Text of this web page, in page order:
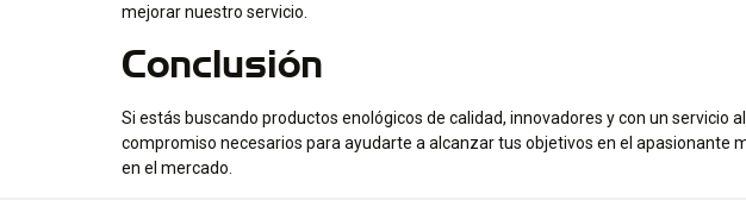
mejorar nuestro servicio.
Conclusión
Si estás buscando productos enológicos de calidad, innovadores y con un servicio
compromiso necesarios para ayudarte a alcanzar tus objetivos en el
en el mercado.